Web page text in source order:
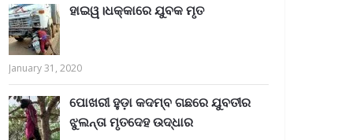
ହାଇୱ।ଧକ୍କାରେ ଯୁବକ ମୃତ
January 31, 2020
ପୋଖରୀ ହୁଡ଼ା କଦମ୍ବ ଗଛରେ ଯୁବତୀର
ଝୁଲନ୍ତା ମୃତଦେହ ଉଦ୍ଧାର